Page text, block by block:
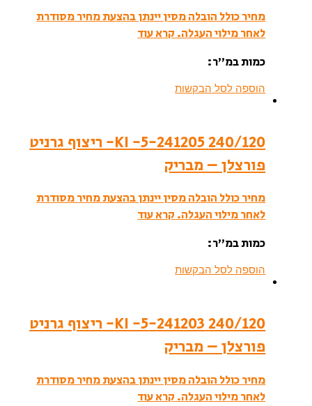
מחיר כולל הובלה מסין יינתן בהצעת מחיר מסודרת
לאחר מילוי העגלה.קרא עוד
כמות במ”ר:
הוספה לסל הבקשות
240/120 241205-KI -5- ריצוף גרניט
פורצלן – מבריק
מחיר כולל הובלה מסין יינתן בהצעת מחיר מסודרת
לאחר מילוי העגלה.קרא עוד
כמות במ”ר:
הוספה לסל הבקשות
240/120 241203-KI -5- ריצוף גרניט
פורצלן – מבריק
מחיר כולל הובלה מסין יינתן בהצעת מחיר מסודרת
לאחר מילוי העגלה. קרא עוד